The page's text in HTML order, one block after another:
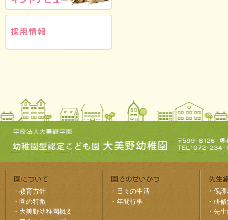
・ 教育方針
・ 園の特徴
・ 大美野幼稚園概要
・ 日々の生活
・ 年間行事
・ 保
・ 研
・ 先